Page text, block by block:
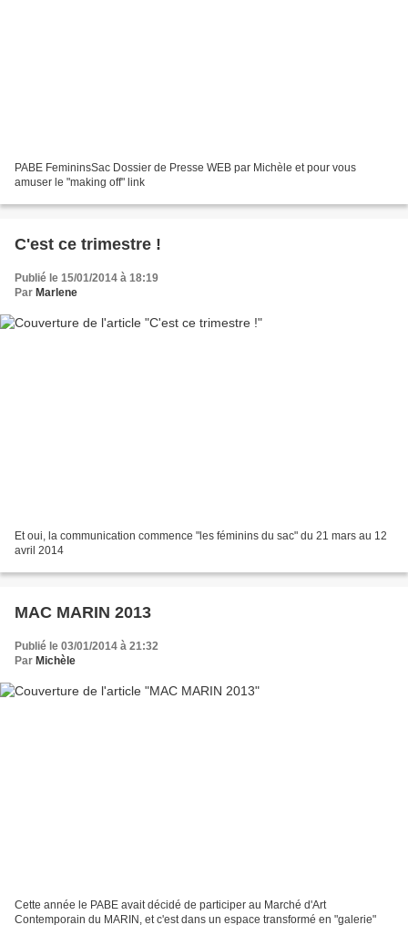
PABE FemininsSac Dossier de Presse WEB par Michèle et pour vous
amuser le "making off" link
C'est ce trimestre !
Publié le 15/01/2014 à 18:19
Par Marlene
Et oui, la communication commence "les féminins du sac" du 21 mars au 12
avril 2014
MAC MARIN 2013
Publié le 03/01/2014 à 21:32
Par Michèle
Cette année le PABE avait décidé de participer au Marché d'Art
Contemporain du MARIN, et c'est dans un espace transformé en "galerie"